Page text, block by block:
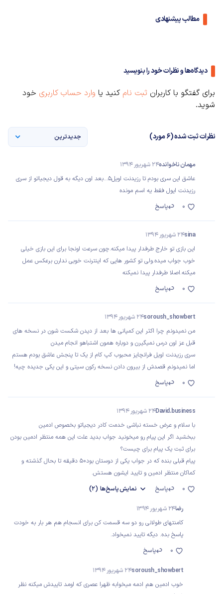
مطالب پیشنهادی
دیدگاه‌ها و نظرات خود را بنویسید
برای گفتگو با کاربران ثبت نام کنید یا وارد حساب کاربری خود
شوید.
نظرات ثبت شده (6 مورد) جدیدترین
مهمان ناخوانده24 شهریور 1394
عاشق این سری بودم تا رزیدنت اویل5...بعد اون دیگه به قول دیجیاتو از سری
رزیدنت ایول فقط یه اسم مونده
پاسخ
0
sina24 شهریور 1394
این بازی تو خارج طرفدار پیدا میکنه.چون سرعت اونجا برای این بازی خیلی
خوب جواب میده.ولی تو کشور هایی که اینترنت خوبی ندارن برعکس عمل
میکنه.اصلا طرفدار پیدا نمیکنه
پاسخ
0
soroush_showbert24 شهریور 1394
من نمیدونم چرا اکثر این کمپانی ها بعد از دیدن شکست شون در نسخه های
قبل عز اون درس نمیگیرن و دوباره همون اشتباهو انجام میدن
سری رزیدنت اویل فرانچایز محبوب کپ کام از یک تا پنجش عاشق بودم هستم
اما نمیدونم قصدش از بیرون دادن نسخه رکون سیتی و این یکی جديده چیه!
پاسخ
0
David.business24 شهریور 1394
با سلام و عرض خسته نباشی خدمت کادر دیجیاتو بخصوص ادمین
ببخشید اگر این پیام رو میخونید جواب بدید علت این همه منتظر ادمین بودن
برای ثبت یک پیام برای چیست؟
پیام قبلی بنده که در جواب یکی از دوستان بود50 دقیقه تا بحال گذشته و
کماکان منتظر ادمین و تایید ایشون هستش.
پاسخ
نمایشپاسخ‌ها (2) 0
رضا24 شهریور 1394
کامنتهای طولانی رو دو سه قسمت کن برای انسجام هم هر بار به خودت
پاسخ بده. دیگه تایید نمیخواد.
پاسخ
0
soroush_showbert24 شهریور 1394
خوب ادمین هم ادمه میخوابه ظهرا عصری که اومد تاییدش میکنه نظر